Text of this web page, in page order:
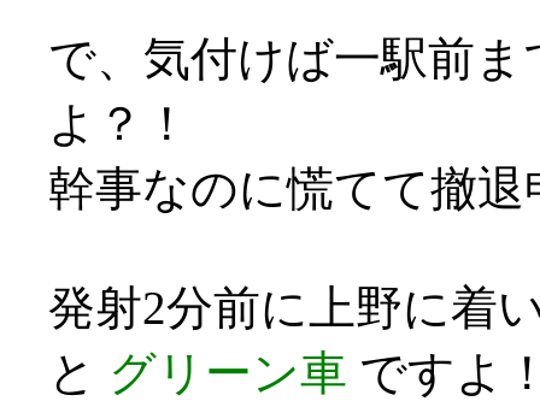
で、気付けば一駅前
よ？！
幹事なのに慌てて撤
発射2分前に上野に着
と グリーン車 ですよ